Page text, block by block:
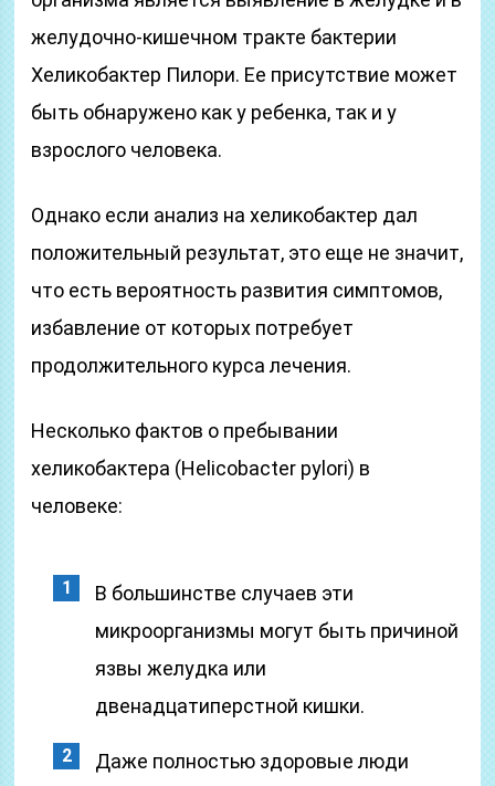
желудочно-кишечном тракте бактерии
Хеликобактер Пилори. Ее присутствие может
быть обнаружено как у ребенка, так и у
взрослого человека.
Однако если анализ на хеликобактер дал
положительный результат, это еще не значит,
что есть вероятность развития симптомов,
избавление от которых потребует
продолжительного курса лечения.
Несколько фактов о пребывании
хеликобактера (Helicobacter pylori) в
человеке:
В большинстве случаев эти
микроорганизмы могут быть причиной
язвы желудка или
двенадцатиперстной кишки.
Даже полностью здоровые люди